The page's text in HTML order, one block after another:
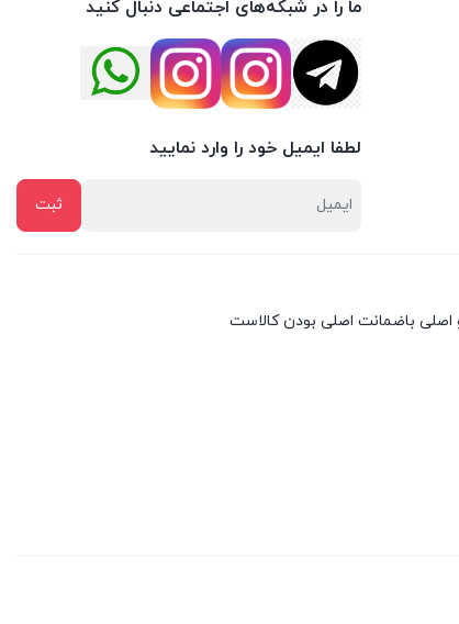
ما را در شبکه‌های اجتماعی دنبال کنید
لطفا ایمیل خود را وارد نمایید